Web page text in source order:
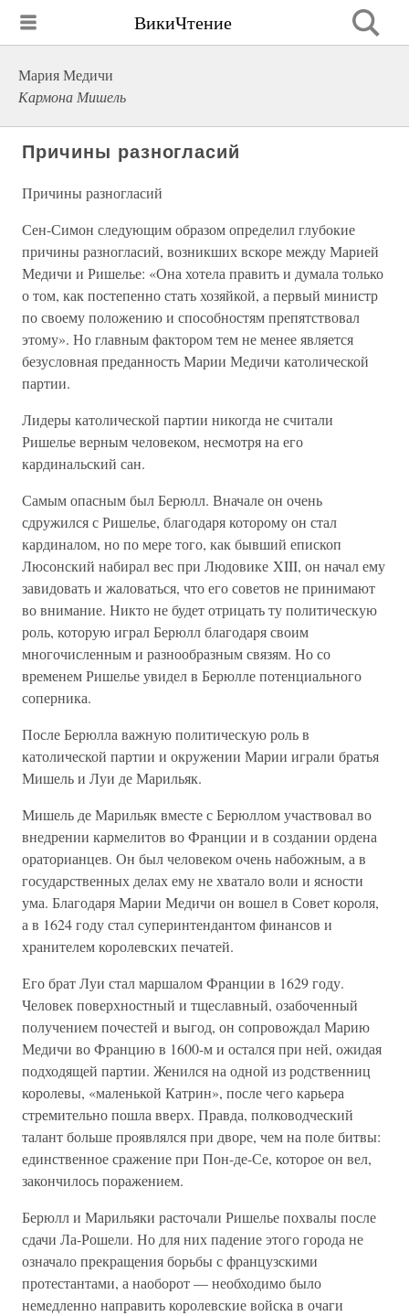
ВикиЧтение
Мария Медичи
Кармона Мишель
Причины разногласий
Причины разногласий
Сен-Симон следующим образом определил глубокие
причины разногласий, возникших вскоре между Марией
Медичи и Ришелье: «Она хотела править и думала только
о том, как постепенно стать хозяйкой, а первый министр
по своему положению и способностям препятствовал
этому». Но главным фактором тем не менее является
безусловная преданность Марии Медичи католической
партии.
Лидеры католической партии никогда не считали
Ришелье верным человеком, несмотря на его
кардинальский сан.
Самым опасным был Берюлл. Вначале он очень
сдружился с Ришелье, благодаря которому он стал
кардиналом, но по мере того, как бывший епископ
Люсонский набирал вес при Людовике XIII, он начал ему
завидовать и жаловаться, что его советов не принимают
во внимание. Никто не будет отрицать ту политическую
роль, которую играл Берюлл благодаря своим
многочисленным и разнообразным связям. Но со
временем Ришелье увидел в Берюлле потенциального
соперника.
После Берюлла важную политическую роль в
католической партии и окружении Марии играли братья
Мишель и Луи де Марильяк.
Мишель де Марильяк вместе с Берюллом участвовал во
внедрении кармелитов во Франции и в создании ордена
ораторианцев. Он был человеком очень набожным, а в
государственных делах ему не хватало воли и ясности
ума. Благодаря Марии Медичи он вошел в Совет короля,
а в 1624 году стал суперинтендантом финансов и
хранителем королевских печатей.
Его брат Луи стал маршалом Франции в 1629 году.
Человек поверхностный и тщеславный, озабоченный
получением почестей и выгод, он сопровождал Марию
Медичи во Францию в 1600-м и остался при ней, ожидая
подходящей партии. Женился на одной из родственниц
королевы, «маленькой Катрин», после чего карьера
стремительно пошла вверх. Правда, полководческий
талант больше проявлялся при дворе, чем на поле битвы:
единственное сражение при Пон-де-Се, которое он вел,
закончилось поражением.
Берюлл и Марильяки расточали Ришелье похвалы после
сдачи Ла-Рошели. Но для них падение этого города не
означало прекращения борьбы с французскими
протестантами, а наоборот — необходимо было
немедленно направить королевские войска в очаги